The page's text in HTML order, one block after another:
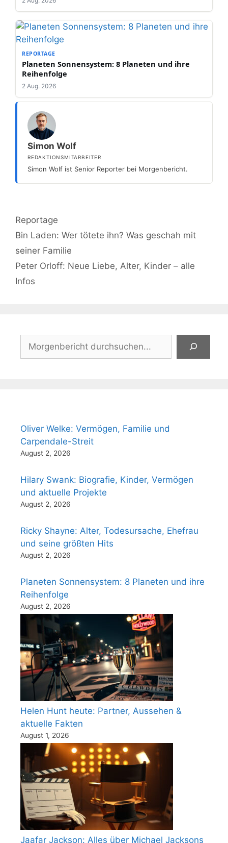
REPORTAGE
Planeten Sonnensystem: 8 Planeten und ihre
Reihenfolge
2 Aug. 2026
Simon Wolf
REDAKTIONSMITARBEITER
Simon Wolf ist Senior Reporter bei Morgenbericht.
Kategorien
Reportage
Bin Laden: Wer tötete ihn? Was geschah mit
seiner Familie
Peter Orloff: Neue Liebe, Alter, Kinder – alle
Infos
Oliver Welke: Vermögen, Familie und
Carpendale-Streit
August 2, 2026
Hilary Swank: Biografie, Kinder, Vermögen
und aktuelle Projekte
August 2, 2026
Ricky Shayne: Alter, Todesursache, Ehefrau
und seine größten Hits
August 2, 2026
Planeten Sonnensystem: 8 Planeten und ihre
Reihenfolge
August 2, 2026
Helen Hunt heute: Partner, Aussehen &
aktuelle Fakten
August 1, 2026
Jaafar Jackson: Alles über Michael Jacksons